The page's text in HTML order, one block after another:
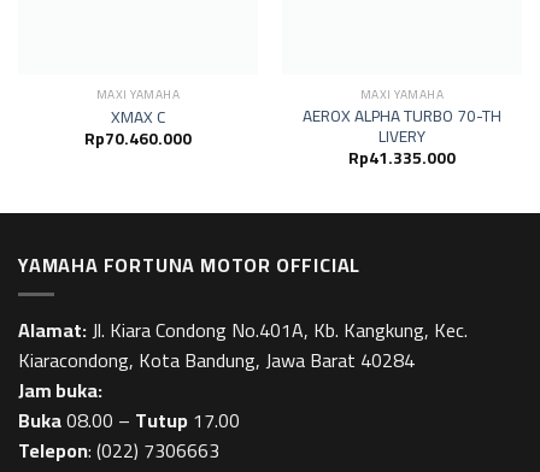
MAXI YAMAHA
XMAX C
Rp70.460.000
MAXI YAMAHA
AEROX ALPHA TURBO 70-TH
LIVERY
Rp41.335.000
YAMAHA FORTUNA MOTOR OFFICIAL
Alamat:Jl. Kiara Condong No.401A, Kb. Kangkung, Kec.
Kiaracondong, Kota Bandung, Jawa Barat 40284
Jam buka:
Buka08.00 – Tutup17.00
Telepon:(022) 7306663